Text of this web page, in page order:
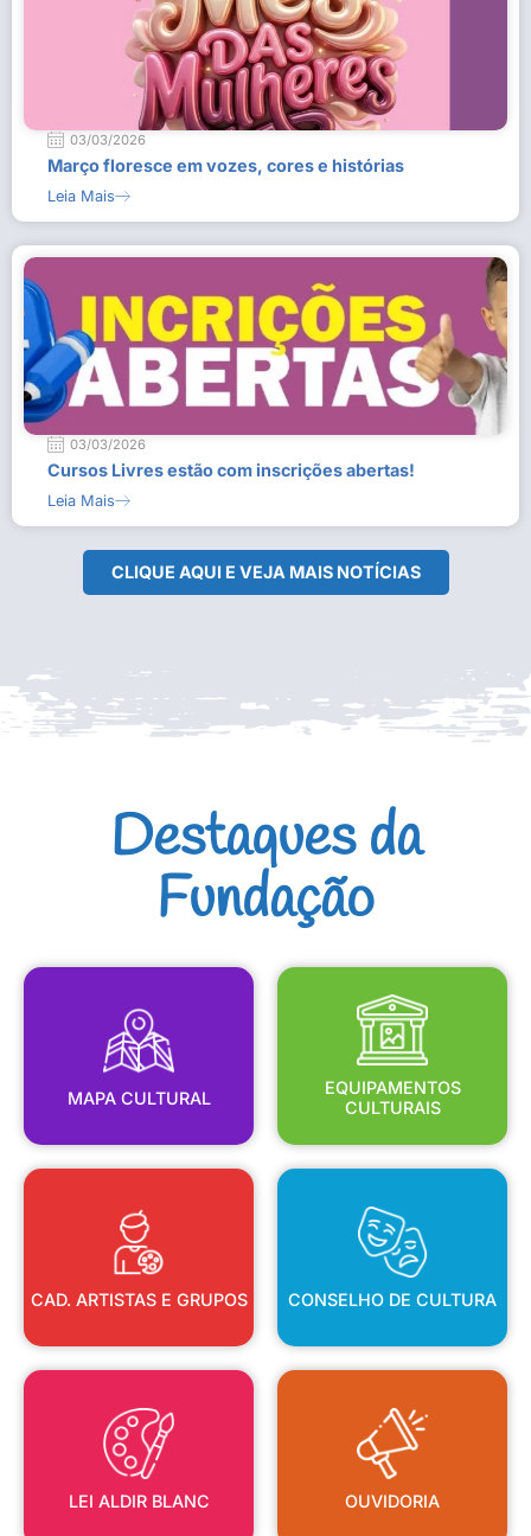
03/03/2026
Março floresce em vozes, cores e histórias
Leia Mais
03/03/2026
Cursos Livres estão com inscrições abertas!
Leia Mais
CLIQUE AQUI E VEJA MAIS NOTÍCIAS
Destaques da
Fundação
MAPA CULTURAL
MAPA CULTURAL
EQUIPAMENTOS
CULTURAIS
EQUIPAMENTOS
CULTURAIS
CAD. ARTISTAS E GRUPOS
CAD. ARTISTAS E GRUPOS
CONSELHO DE CULTURA
CONSELHO DE CULTURA
LEI ALDIR BLANC
LEI ALDIR BLANC
OUVIDORIA
OUVIDORIA